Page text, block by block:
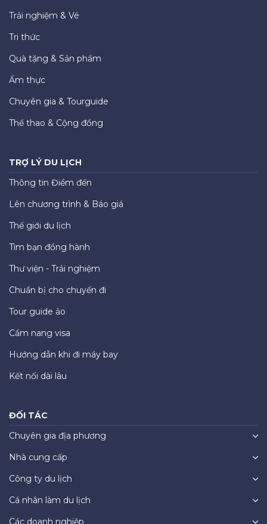
Trải nghiệm & Vé
Tri thức
Quà tặng & Sản phẩm
Ẩm thực
Chuyên gia & Tourguide
Thể thao & Cộng đồng
TRỢ LÝ DU LỊCH
Thông tin Điểm đến
Lên chương trình & Báo giá
Thế giới du lịch
Tìm bạn đồng hành
Thư viện - Trải nghiệm
Chuẩn bị cho chuyến đi
Tour guide ảo
Cẩm nang visa
Hướng dẫn khi đi máy bay
Kết nối dài lâu
ĐỐI TÁC
Chuyên gia địa phương
Nhà cung cấp
Công ty du lịch
Cá nhân làm du lịch
Các doanh nghiệp